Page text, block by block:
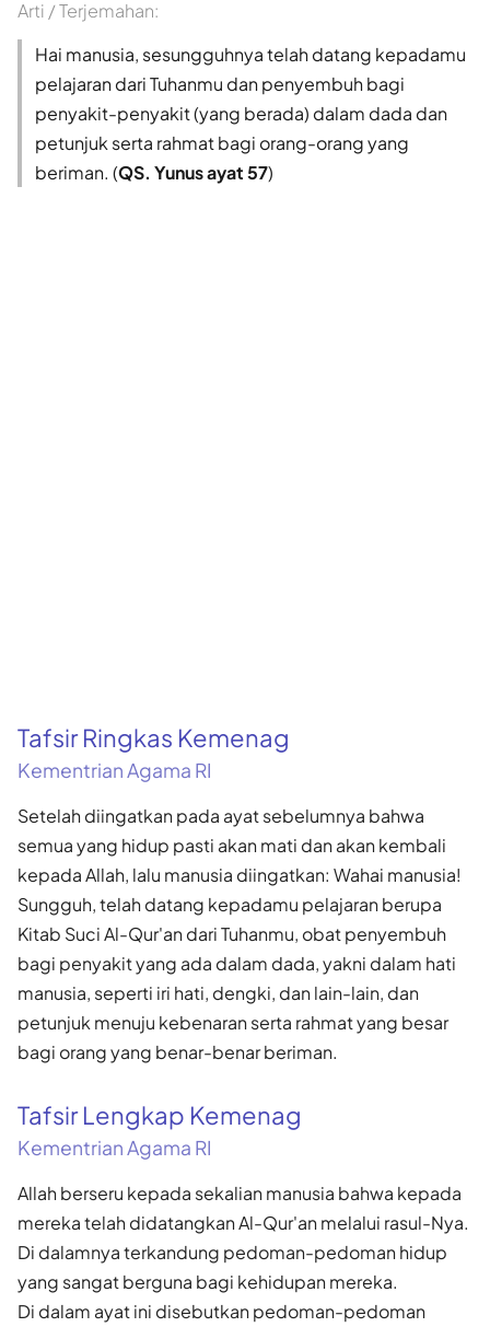
Arti / Terjemahan:
Hai manusia, sesungguhnya telah datang kepadamu
pelajaran dari Tuhanmu dan penyembuh bagi
penyakit-penyakit (yang berada) dalam dada dan
petunjuk serta rahmat bagi orang-orang yang
beriman. (QS. Yunus ayat 57)
Tafsir Ringkas Kemenag
Kementrian Agama RI
Setelah diingatkan pada ayat sebelumnya bahwa
semua yang hidup pasti akan mati dan akan kembali
kepada Allah, lalu manusia diingatkan: Wahai manusia!
Sungguh, telah datang kepadamu pelajaran berupa
Kitab Suci Al-Qur'an dari Tuhanmu, obat penyembuh
bagi penyakit yang ada dalam dada, yakni dalam hati
manusia, seperti iri hati, dengki, dan lain-lain, dan
petunjuk menuju kebenaran serta rahmat yang besar
bagi orang yang benar-benar beriman.
Tafsir Lengkap Kemenag
Kementrian Agama RI
Allah berseru kepada sekalian manusia bahwa kepada
mereka telah didatangkan Al-Qur'an melalui rasul-Nya.
Di dalamnya terkandung pedoman-pedoman hidup
yang sangat berguna bagi kehidupan mereka.
Di dalam ayat ini disebutkan pedoman-pedoman